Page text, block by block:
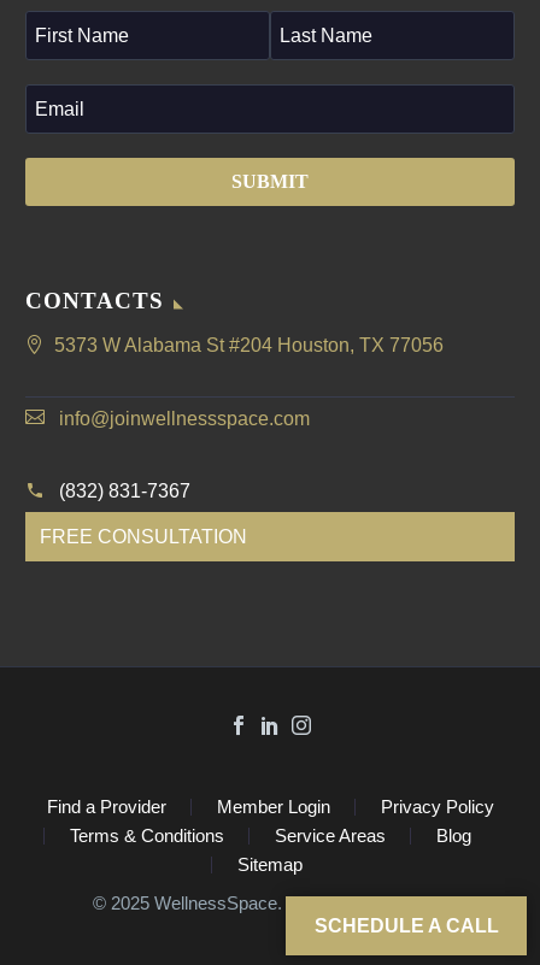
CONTACTS
5373 W Alabama St #204 Houston, TX 77056
info@joinwellnessspace.com
(832) 831-7367
FREE CONSULTATION
SCHEDULE A CALL
Find a Provider Member Login
Privacy Policy
Terms & Conditions
Service Areas
Blog
Sitemap
©️ 2025 WellnessSpace. All Rights Reserved.